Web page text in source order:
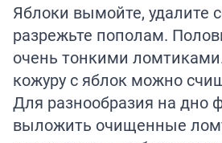
Яблоки вымойте, удалите
разрежьте пополам.
очень тонкими
кожуру с яблок можно
Для разнообразия на
выложить очищенные